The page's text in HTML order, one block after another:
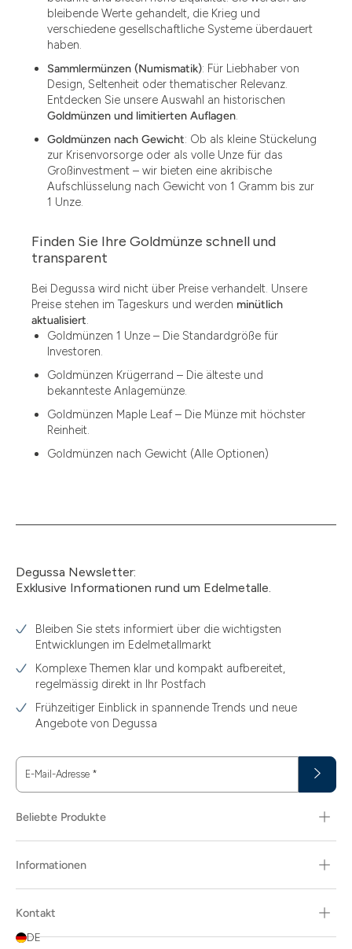
1.49
1.87
12.15
13.77
15.55
15.60
3.05
3.11
3.12
3.44
3.58
3.66
30
bleibende Werte gehandelt, die Krieg und
verschiedene gesellschaftliche Systeme überdauert
haben.
Sammlermünzen (Numismatik): Für Liebhaber von
Design, Seltenheit oder thematischer Relevanz.
Entdecken Sie unsere Auswahl an historischen
Goldmünzen und limitierten Auflagen.
Goldmünzen nach Gewicht: Ob als kleine Stückelung
zur Krisenvorsorge oder als volle Unze für das
Großinvestment – wir bieten eine akribische
Aufschlüsselung nach Gewicht von 1 Gramm bis zur
1 Unze.
Finden Sie Ihre Goldmünze schnell und
transparent
Bei Degussa wird nicht über Preise verhandelt. Unsere
Preise stehen im Tageskurs und werden minütlich
aktualisiert.
Goldmünzen 1 Unze – Die Standardgröße für
Investoren.
Goldmünzen Krügerrand – Die älteste und
bekannteste Anlagemünze.
Goldmünzen Maple Leaf – Die Münze mit höchster
Reinheit.
Goldmünzen nach Gewicht (Alle Optionen)
Degussa Newsletter:
Exklusive Informationen rund um Edelmetalle.
Bleiben Sie stets informiert über die wichtigsten
Entwicklungen im Edelmetallmarkt
Komplexe Themen klar und kompakt aufbereitet,
regelmässig direkt in Ihr Postfach
Frühzeitiger Einblick in spannende Trends und neue
Angebote von Degussa
E-Mail-Adresse *
Beliebte Produkte
Informationen
Kontakt
DE